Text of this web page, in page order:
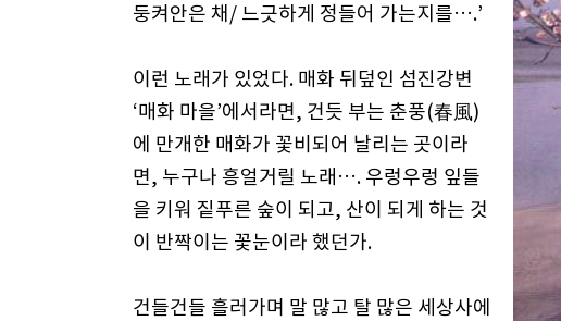
둥켜안은 채/ 느긋하게 정들어 가는지를….’
이런 노래가 있었다. 매화 뒤덮인 섬진강변
‘매화 마을’에서라면, 건듯 부는 춘풍(春風)
에 만개한 매화가 꽃비되어 날리는 곳이라
면, 누구나 흥얼거릴 노래…. 우렁우렁 잎들
을 키워 짙푸른 숲이 되고, 산이 되게 하는 것
이 반짝이는 꽃눈이라 했던가.
건들건들 흘러가며 말 많고 탈 많은 세상사에